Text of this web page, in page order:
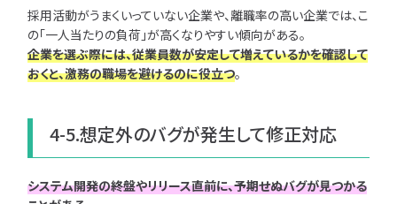
採用活動がうまくいっていない企業や、離職率の高い企業では、こ
の「一人当たりの負荷」が高くなりやすい傾向がある。
企業を選ぶ際には、従業員数が安定して増えているかを確認して
おくと、激務の職場を避けるのに役立つ。
4-5.想定外のバグが発生して修正対応
システム開発の終盤やリリース直前に、予期せぬバグが見つかる